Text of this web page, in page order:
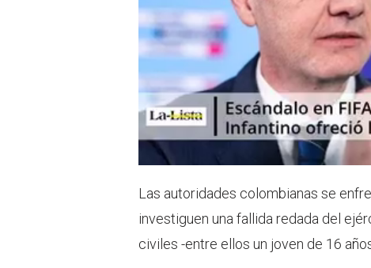
Las autoridades colombianas se
investiguen una fallida redada del
civiles -entre ellos un joven de 16